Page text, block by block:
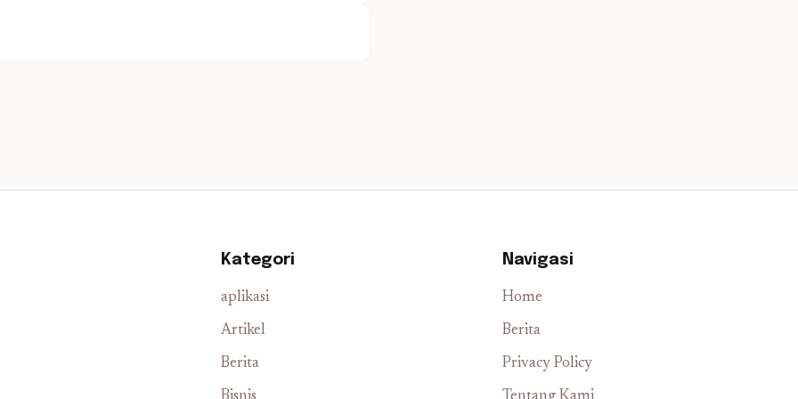
Kategori
aplikasi
Artikel
Berita
Navigasi
Home
Berita
Privacy Policy